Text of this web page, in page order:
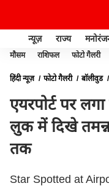
न्यूज़ राज्य
मौसम राशिफल फोटो गैलरी
हिंदी न्यूज़ फोटो गैलरी बॉलीवुड
एयरपोर्ट पर
लुक में दिखे
तक
Star Spotted at